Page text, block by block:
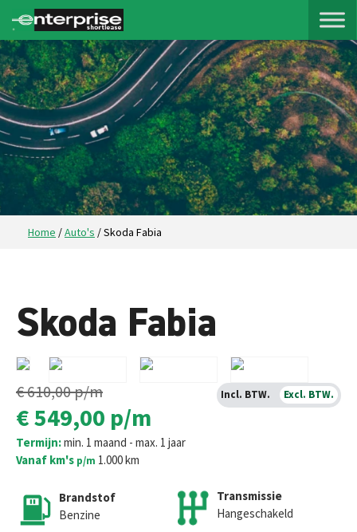
Home /Auto's /Skoda Fabia
Skoda Fabia
€ 610,00p/m
€ 549,00 p/m
Termijn:min. 1 maand - max. 1 jaar
Vanaf km's p/m 1.000 km
Brandstof
Benzine
Transmissie
Hangeschakeld
Incl. BTW. Excl. BTW.